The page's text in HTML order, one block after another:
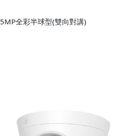
5MP全彩半球型(雙向對講)